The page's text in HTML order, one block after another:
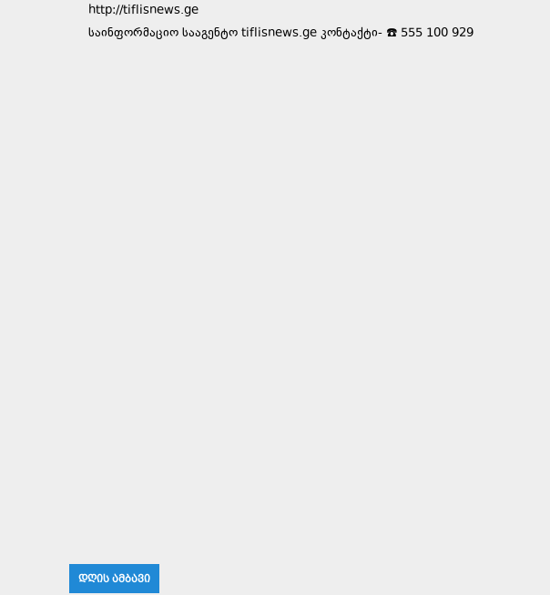
http://tiflisnews.ge
საინფორმაციო სააგენტო tiflisnews.ge კონტაქტი- ☎️ 555 100 929
ᲓᲦᲘᲡ ᲐᲛᲑᲐᲕᲘ